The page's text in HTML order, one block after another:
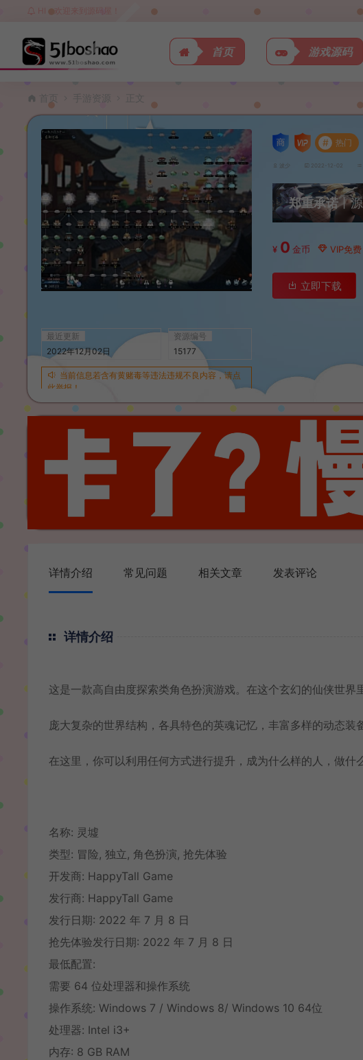
HI，欢迎来到源码屋！
首页 游戏源码
首页 手游资源 正文
最近更新
2022年12月02日
资源编号
15177
当前信息若含有黄赌毒等违法违规不良内容，请点
此举报！
# 热门
波少 2022-12-02
郑重承诺丨
¥ 0 金币 VIP免费
立即下载
详情介绍 常见问题 相关文章 发表评论
详情介绍
这是一款高自由度探索类角色扮演游戏。在这个玄幻的仙侠世界
庞大复杂的世界结构，各具特色的英魂记忆，丰富多样的动态装
在这里，你可以利用任何方式进行提升，成为什么样的人，做什
名称: 灵墟
类型: 冒险, 独立, 角色扮演, 抢先体验
开发商: HappyTall Game
发行商: HappyTall Game
发行日期: 2022 年 7 月 8 日
抢先体验发行日期: 2022 年 7 月 8 日
最低配置:
需要 64 位处理器和操作系统
操作系统: Windows 7 / Windows 8/ Windows 10 64位
处理器: Intel i3+
内存: 8 GB RAM